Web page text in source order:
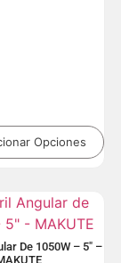
Opciones
De 1050W – 5″ –